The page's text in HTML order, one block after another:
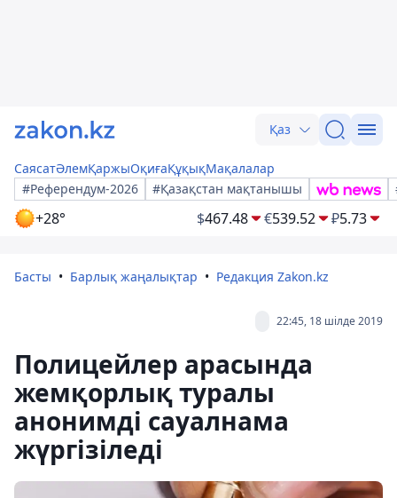
Қаз
СаясатӘлемҚаржыОқиғаҚұқықМақалалар
#Референдум-2026
#Қазақстан мақтанышы
+28° $467.48 €539.52 ₽5.73
Басты Барлық жаңалықтар Редакция Zakon.kz
22:45, 18 шілде 2019
Полицейлер арасында
жемқорлық туралы
анонимді сауалнама
жүргізіледі